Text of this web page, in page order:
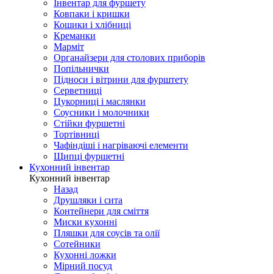
Інвентар для фуршету
Ковпаки і кришки
Кошики і хлібниці
Креманки
Марміт
Органайзери для столових приборів
Попільнички
Підноси і вітрини для фурштету
Серветниці
Цукорниці і маслянки
Соусники і молочники
Стійки фуршетні
Тортівниці
Чафіндіші і нагріваючі елементи
Щипці фуршетні
Кухонний інвентар
Кухонний інвентар
Назад
Друшляки і сита
Контейнери для сміття
Миски кухонні
Пляшки для соусів та олії
Сотейники
Кухонні ложки
Мірний посуд